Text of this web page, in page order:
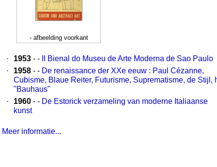
- afbeelding voorkant
· 1953 - -
II Bienal do Museu de Arte Moderna de Sao Paulo
·
1958 - - De renaissance der XXe eeuw : Paul Cézanne,
Cubisme, Blaue Reiter, Futurisme, Suprematisme, de Stijl,
"Bauhaus"
·
1960 - - De Estorick verzameling van moderne Italiaanse
kunst
Meer informatie...